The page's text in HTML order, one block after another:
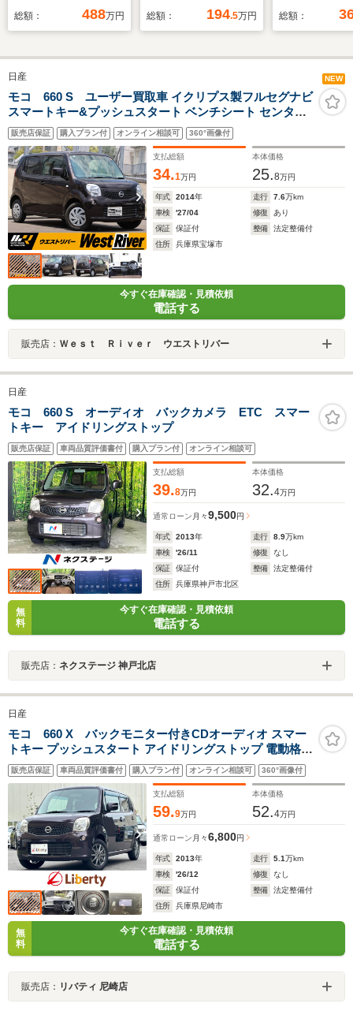
HUD シートヒータ
線充電 本革レザー
総額： 488万円
ビ バックカメラ ド
プティブクルーズコン
ター Bluetooth
LEDヘッドライト 衝
突被害軽減ブレーキ
総額： 194.5万円
ビューカメラ
ックカメラ・
Bluetooth・
ナー車
総額：
日産 NEW
モコ 660 S ユーザー買取車 イクリプス製フルセグナビ
スマートキー&プッシュスタート ベンチシート センター
アームレスト ETC CD/DVD USB接続 ヘッドライトレベ
ライザー ダンロップ製タイヤ エナセーブ7分山 スマート
キー2本
販売店保証 購入プラン付 オンライン相談可 360°画像付
支払総額
34.1万円
本体価格
25.8万円
年式 2014年 走行 7.6万km
車検
'27/04 修復
あり
保証
保証付 整備
法定整備付
住所
兵庫県宝塚市
今すぐ在庫確認・見積依頼
電話する
販売店： Ｗｅｓｔ Ｒｉｖｅｒ ウエストリバー
日産
モコ 660 S オーディオ バックカメラ ETC スマー
トキー アイドリングストップ
販売店保証 車両品質評価書付 購入プラン付 オンライン相談可
支払総額
39.8万円
本体価格
32.4万円
通常ローン 月々9,500円
年式 2013年 走行 8.9万km
車検
'26/11 修復
なし
保証
保証付 整備
法定整備付
住所
兵庫県神戸市北区
無
料
今すぐ在庫確認・見積依頼
電話する
販売店： ネクステージ 神戸北店
日産
モコ 660 X バックモニター付きCDオーディオ スマー
トキー プッシュスタート アイドリングストップ 電動格納
ミラー オートエアコン ヘッドライトレベライザー 社外ア
ルミホイール
販売店保証 車両品質評価書付 購入プラン付 オンライン相談可 360°画像付
支払総額
59.9万円
本体価格
52.4万円
通常ローン 月々6,800円
年式 2013年 走行 5.1万km
車検
'26/12 修復
なし
保証
保証付 整備
法定整備付
住所
兵庫県尼崎市
無
料
今すぐ在庫確認・見積依頼
電話する
販売店： リバティ 尼崎店